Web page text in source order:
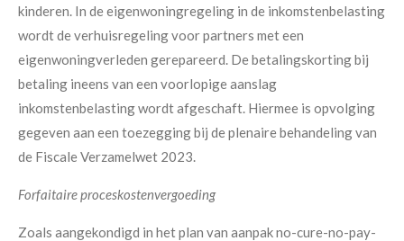
kinderen. In de eigenwoningregeling in de inkomstenbelasting
wordt de verhuisregeling voor partners met een
eigenwoningverleden gerepareerd. De betalingskorting bij
betaling ineens van een voorlopige aanslag
inkomstenbelasting wordt afgeschaft. Hiermee is opvolging
gegeven aan een toezegging bij de plenaire behandeling van
de Fiscale Verzamelwet 2023.
Forfaitaire proceskostenvergoeding
Zoals aangekondigd in het plan van aanpak no-cure-no-pay-